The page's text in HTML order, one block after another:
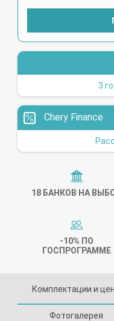
3
Chery Finance
18 БАНКОВ НА
-10% ПО
ГОСПРОГРАММЕ
Комплектации и
Фотогалерея